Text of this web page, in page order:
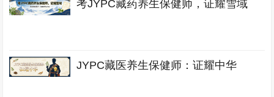
考JYPC藏药养生保健师，证耀雪域
JYPC藏医养生保健师：证耀中华